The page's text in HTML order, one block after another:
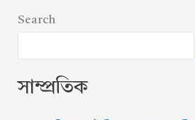
Search
সাম্প্রতিক